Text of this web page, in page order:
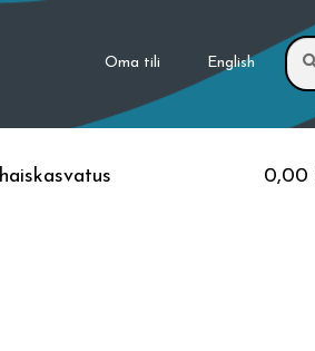
Oma tili English
Etsi:
Haku
0,00